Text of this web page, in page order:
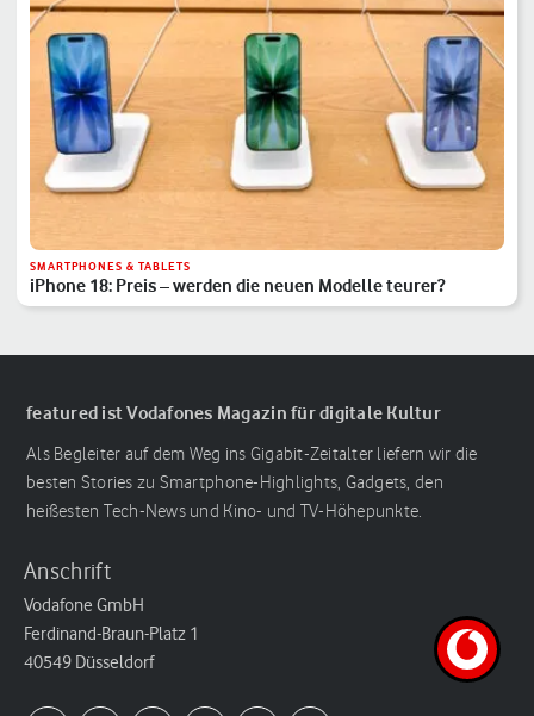
SMARTPHONES & TABLETS
iPhone 18: Preis – werden die neuen Modelle teurer?
featured ist Vodafones Magazin für digitale Kultur
Als Begleiter auf dem Weg ins Gigabit-Zeitalter liefern wir die
besten Stories zu Smartphone-Highlights, Gadgets, den
heißesten Tech-News und Kino- und TV-Höhepunkte.
Anschrift
Vodafone GmbH
Ferdinand-Braun-Platz 1
40549 Düsseldorf